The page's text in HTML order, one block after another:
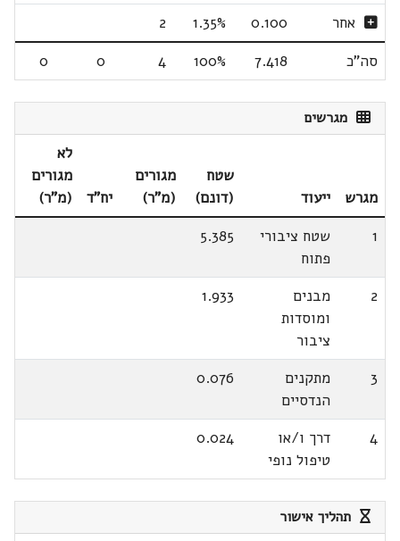
אחר 0.100
1.35%
2
סה"כ
7.418
100%
4
0
0
מגרשים
מגרש ייעוד
שטח
(דונם)
מגורים
(מ"ר)
יח"ד
לא
מגורים
(מ"ר)
1
שטח ציבורי
פתוח
5.385
2
מבנים
ומוסדות
ציבור
1.933
3
מתקנים
הנדסיים
0.076
4
דרך ו/או
טיפול נופי
0.024
תהליך אישור